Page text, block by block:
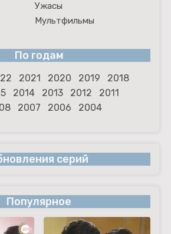
Ужасы
Мультфильмы
По годам
2021 2020 2019
2018
2014 2013 2012
2011
2007 2006 2004
серий
Популярное